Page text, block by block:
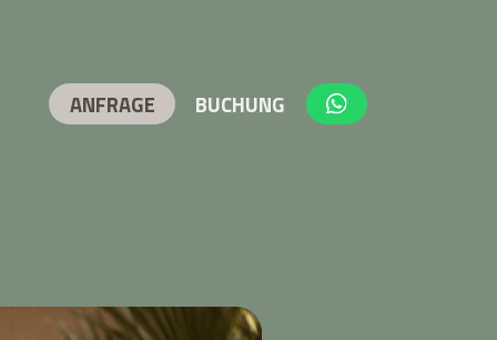
ANFRAGE BUCHUNG